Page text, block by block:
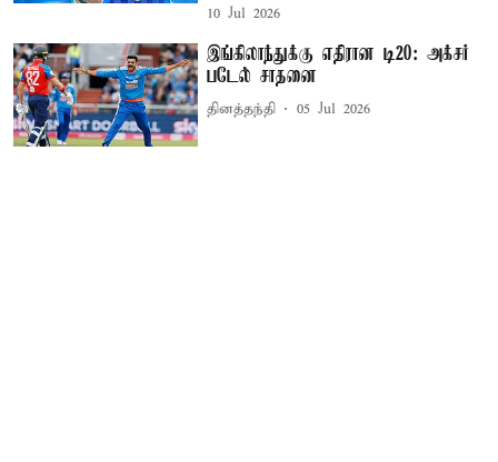
10 Jul 2026
இங்கிலாந்துக்கு எதிரான டி20: அக்சர்
படேல் சாதனை
தினத்தந்தி 05 Jul 2026